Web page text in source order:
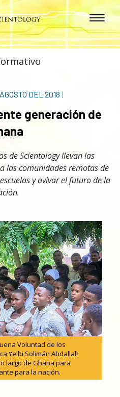
DEL 2018 |
generación de
de Scientology llevan las
las comunidades remotas de
y avivar el futuro de la
Voluntad de los
Yelbi Solimán Abdallah
largo de Ghana para
para la nación.